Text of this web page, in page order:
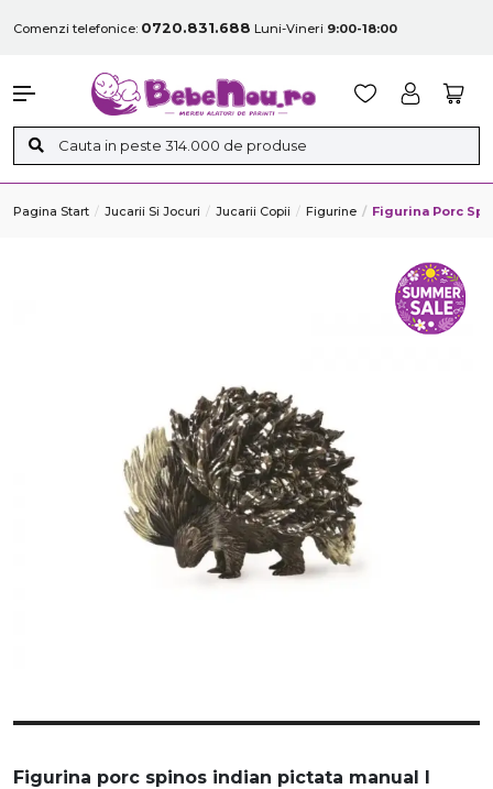
Comenzi telefonice: 0720.831.688 Luni-Vineri 9:00-18:00
Pagina Start Jucarii Si Jocuri Jucarii Copii Figurine Figurina Porc
Figurina porc spinos indian pictata manual l